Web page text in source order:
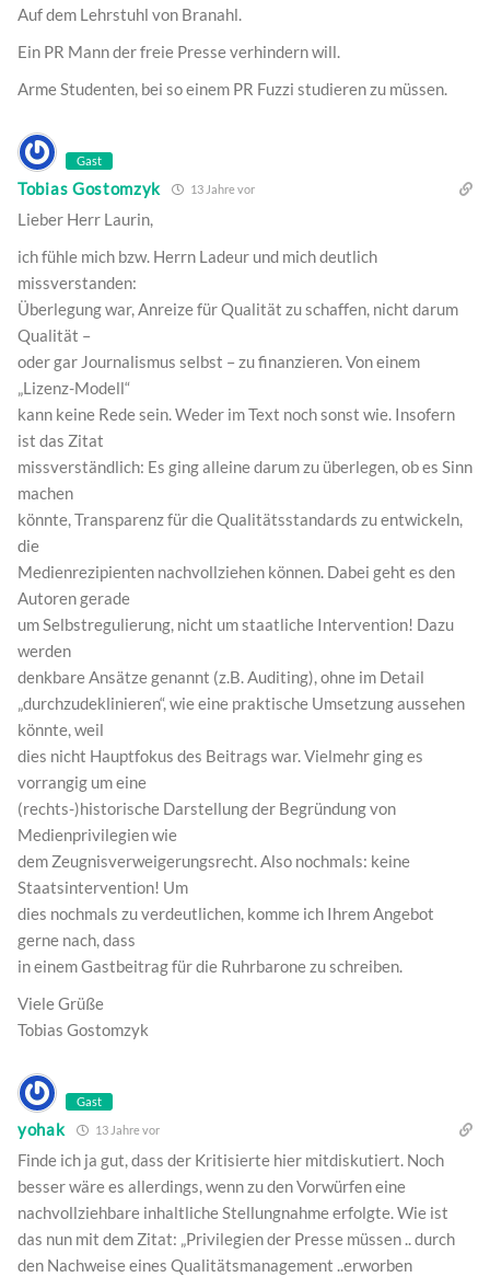
Auf dem Lehrstuhl von Branahl.
Ein PR Mann der freie Presse verhindern will.
Arme Studenten, bei so einem PR Fuzzi studieren zu müssen.
Gast
Tobias Gostomzyk 13 Jahre vor
Lieber Herr Laurin,
ich fühle mich bzw. Herrn Ladeur und mich deutlich
missverstanden:
Überlegung war, Anreize für Qualität zu schaffen, nicht darum
Qualität –
oder gar Journalismus selbst – zu finanzieren. Von einem
„Lizenz-Modell“
kann keine Rede sein. Weder im Text noch sonst wie. Insofern
ist das Zitat
missverständlich: Es ging alleine darum zu überlegen, ob es Sinn
machen
könnte, Transparenz für die Qualitätsstandards zu entwickeln,
die
Medienrezipienten nachvollziehen können. Dabei geht es den
Autoren gerade
um Selbstregulierung, nicht um staatliche Intervention! Dazu
werden
denkbare Ansätze genannt (z.B. Auditing), ohne im Detail
„durchzudeklinieren“, wie eine praktische Umsetzung aussehen
könnte, weil
dies nicht Hauptfokus des Beitrags war. Vielmehr ging es
vorrangig um eine
(rechts-)historische Darstellung der Begründung von
Medienprivilegien wie
dem Zeugnisverweigerungsrecht. Also nochmals: keine
Staatsintervention! Um
dies nochmals zu verdeutlichen, komme ich Ihrem Angebot
gerne nach, dass
in einem Gastbeitrag für die Ruhrbarone zu schreiben.
Viele Grüße
Tobias Gostomzyk
Gast
yohak 13 Jahre vor
Finde ich ja gut, dass der Kritisierte hier mitdiskutiert. Noch
besser wäre es allerdings, wenn zu den Vorwürfen eine
nachvollziehbare inhaltliche Stellungnahme erfolgte. Wie ist
das nun mit dem Zitat: „Privilegien der Presse müssen .. durch
den Nachweise eines Qualitätsmanagement ..erworben